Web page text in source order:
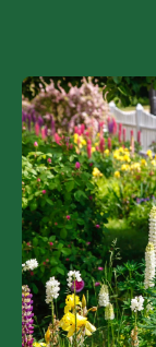
untersagt.
Es ist
werden